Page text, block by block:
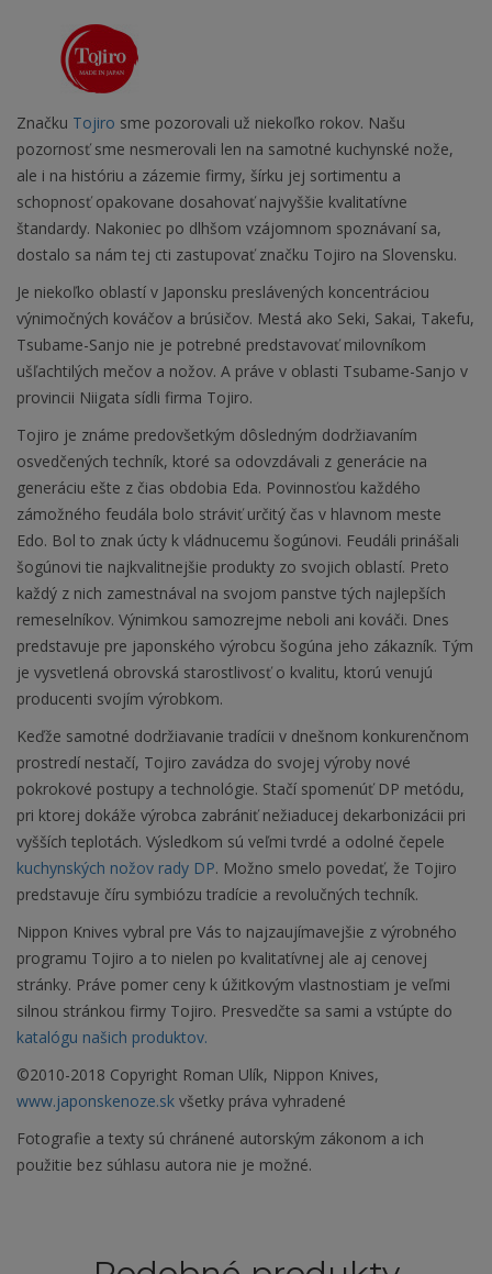
Značku Tojiro sme pozorovali už niekoľko rokov. Našu
pozornosť sme nesmerovali len na samotné kuchynské nože,
ale i na históriu a zázemie firmy, šírku jej sortimentu a
schopnosť opakovane dosahovať najvyššie kvalitatívne
štandardy. Nakoniec po dlhšom vzájomnom spoznávaní sa,
dostalo sa nám tej cti zastupovať značku Tojiro na Slovensku.
Je niekoľko oblastí v Japonsku preslávených koncentráciou
výnimočných kováčov a brúsičov. Mestá ako Seki, Sakai, Takefu,
Tsubame-Sanjo nie je potrebné predstavovať milovníkom
ušľachtilých mečov a nožov. A práve v oblasti Tsubame-Sanjo v
provincii Niigata sídli firma Tojiro.
Tojiro je známe predovšetkým dôsledným dodržiavaním
osvedčených techník, ktoré sa odovzdávali z generácie na
generáciu ešte z čias obdobia Eda. Povinnosťou každého
zámožného feudála bolo stráviť určitý čas v hlavnom meste
Edo. Bol to znak úcty k vládnucemu šogúnovi. Feudáli prinášali
šogúnovi tie najkvalitnejšie produkty zo svojich oblastí. Preto
každý z nich zamestnával na svojom panstve tých najlepších
remeselníkov. Výnimkou samozrejme neboli ani kováči. Dnes
predstavuje pre japonského výrobcu šogúna jeho zákazník. Tým
je vysvetlená obrovská starostlivosť o kvalitu, ktorú venujú
producenti svojím výrobkom.
Keďže samotné dodržiavanie tradícii v dnešnom konkurenčnom
prostredí nestačí, Tojiro zavádza do svojej výroby nové
pokrokové postupy a technológie. Stačí spomenúť DP metódu,
pri ktorej dokáže výrobca zabrániť nežiaducej dekarbonizácii pri
vyšších teplotách. Výsledkom sú veľmi tvrdé a odolné čepele
kuchynských nožov rady DP. Možno smelo povedať, že Tojiro
predstavuje číru symbiózu tradície a revolučných techník.
Nippon Knives vybral pre Vás to najzaujímavejšie z výrobného
programu Tojiro a to nielen po kvalitatívnej ale aj cenovej
stránky. Práve pomer ceny k úžitkovým vlastnostiam je veľmi
silnou stránkou firmy Tojiro. Presvedčte sa sami a vstúpte do
katalógu našich produktov.
©2010-2018 Copyright Roman Ulík, Nippon Knives,
www.japonskenoze.sk všetky práva vyhradené
Fotografie a texty sú chránené autorským zákonom a ich
použitie bez súhlasu autora nie je možné.